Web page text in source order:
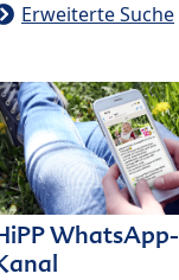
Erweiterte Suche
WhatsApp-